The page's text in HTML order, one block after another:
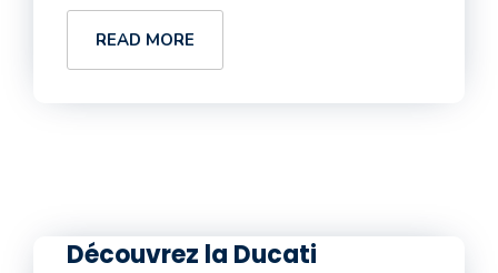
READ MORE
Découvrez la Ducati